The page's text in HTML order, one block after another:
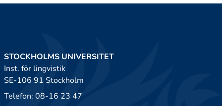
STOCKHOLMS UNIVERSITET
Inst. för lingvistik
SE-106 91 Stockholm
Telefon: 08-16 23 47